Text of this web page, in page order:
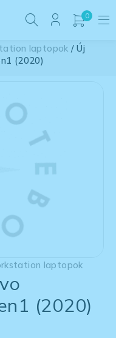
0
laptopok / Új
(2020)
laptopok
(2020)